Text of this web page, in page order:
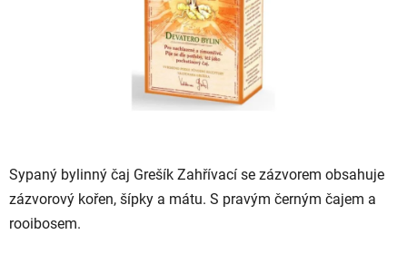
Sypaný bylinný čaj Grešík Zahřívací se zázvorem obsahuje
zázvorový kořen, šípky a mátu. S pravým černým čajem a
rooibosem.